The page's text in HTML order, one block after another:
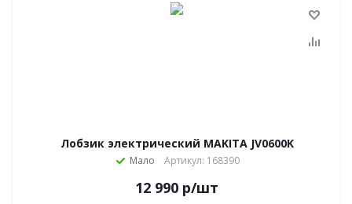
Лобзик электрический MAKITA JV0600K
Мало Артикул: 168390
12 990 р/шт